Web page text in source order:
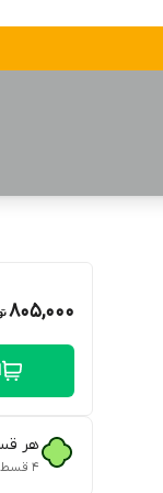
805,000
هر
۴ قسط ماهانه. بدون سود، چک و ضامن.